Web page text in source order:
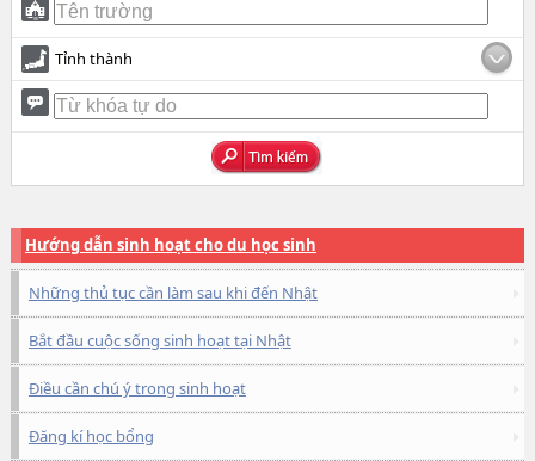
Tỉnh thành
Hướng dẫn sinh hoạt cho du học sinh
Những thủ tục cần làm sau khi đến Nhật
Bắt đầu cuộc sống sinh hoạt tại Nhật
Điều cần chú ý trong sinh hoạt
Đăng kí học bổng